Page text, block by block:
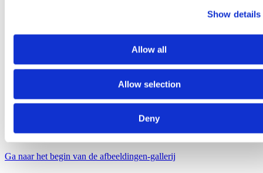
Show details
Allow all
Allow selection
Deny
Ga naar het begin van de afbeeldingen-gallerij